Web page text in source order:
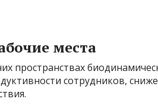
места
пространствах
сотрудников,